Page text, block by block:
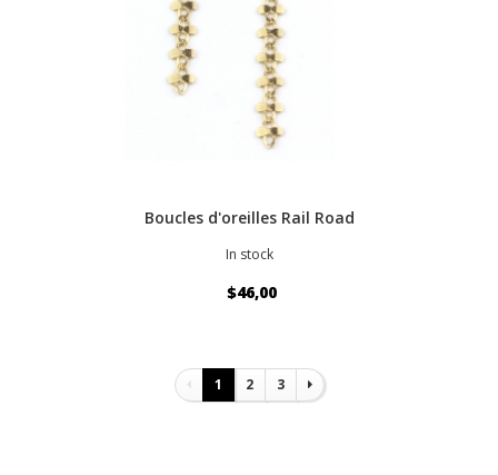
Boucles d'oreilles Rail Road
In stock
$46,00
Pagination
1 2 3